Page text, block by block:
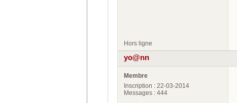
Hors ligne
yo@nn
Membre
Inscription : 22-03-2014
Messages : 444